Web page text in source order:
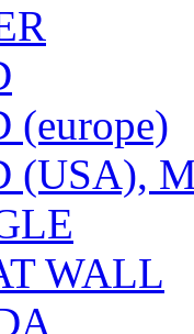
(europe)
(USA),
WALL